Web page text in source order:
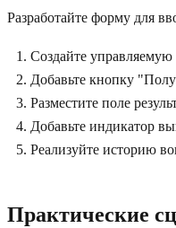
Разработайте форму для
Создайте
Добавьте кнопку
Разместите поле
Добавьте индикатор
Реализуйте историю
Практические